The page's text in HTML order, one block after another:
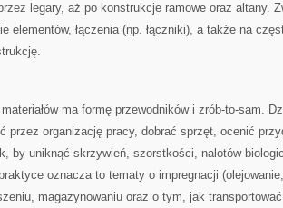
legary, aż po konstrukcje ramowe oraz altany.
elementów, łączenia (np. łączniki), a także na
ma formę przewodników i zrób-to-sam.
przez organizację pracy, dobrać sprzęt, ocenić
by uniknąć skrzywień, szorstkości, nalotów
oznacza to tematy o impregnacji
magazynowaniu oraz o tym, jak